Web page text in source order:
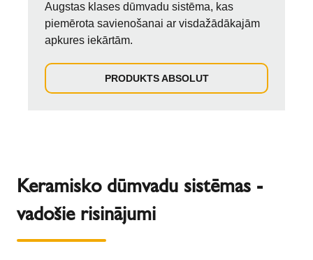
Augstas klases dūmvadu sistēma, kas
piemērota savienošanai ar visdažādākajām
apkures iekārtām.
PRODUKTS ABSOLUT
Keramisko dūmvadu sistēmas -
vadošie risinājumi